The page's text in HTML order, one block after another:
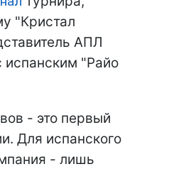
"Кристал
АПЛ
испанским "Райо
- это первый
Для испанского
- лишь